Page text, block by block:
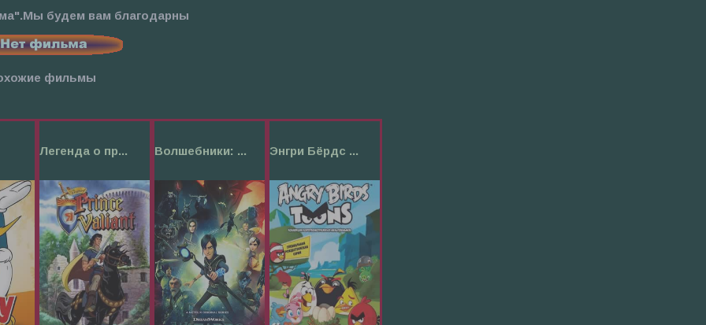
будем вам благодарны
фильмы
Легенда о пр... Волшебники: ... Энгри Бёрдс ...